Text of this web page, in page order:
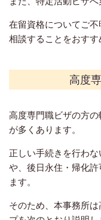
在留資格についてご
相談することをおすす
高度
高度専門職ビザの方
が多くあります。
正しい手続きを行わ
や、後日永住・帰化
ます。
そのため、本事務所